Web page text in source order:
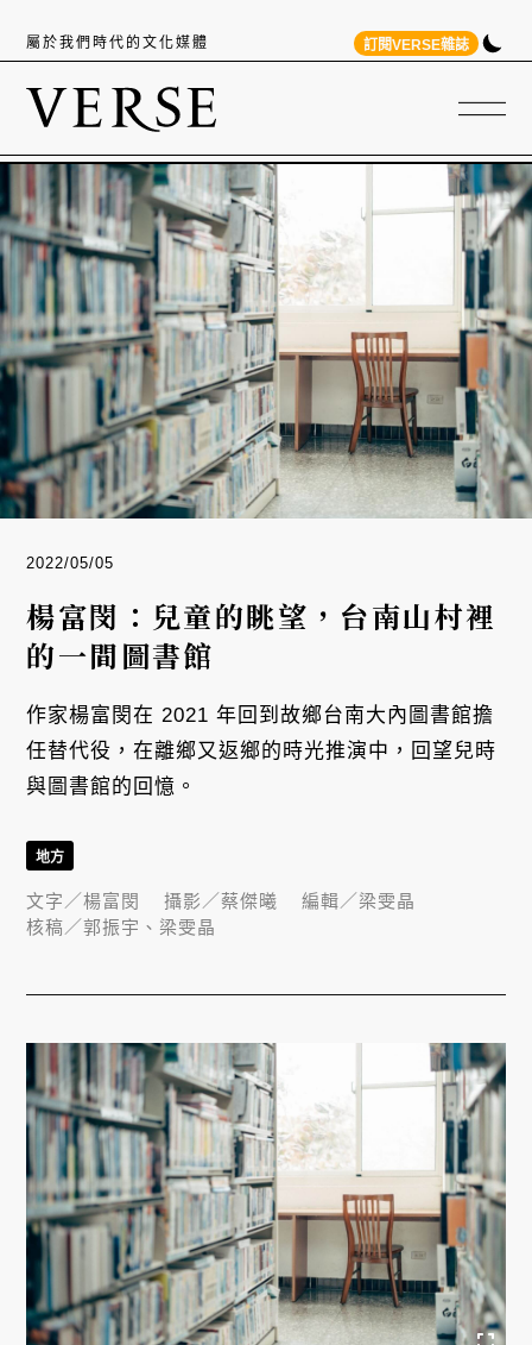
屬於我們時代的文化媒體 訂閱VERSE雜誌
2022/05/05
楊富閔：兒童的眺望，台南山村裡
的一間圖書館
作家楊富閔在 2021 年回到故鄉台南大內圖書館擔
任替代役，在離鄉又返鄉的時光推演中，回望兒時
與圖書館的回憶。
地方
文字／楊富閔 攝影／蔡傑曦 編輯／梁雯晶
核稿／郭振宇、梁雯晶